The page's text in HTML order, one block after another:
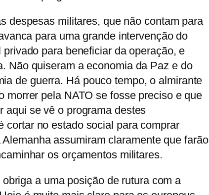
despesas militares, que não contam para
para uma grande intervenção do
para beneficiar da operação, e
Não quiseram a economia da Paz e do
de guerra. Há pouco tempo, o almirante
morrer pela NATO se fosse preciso e que
aqui se vê o programa destes
cortar no estado social para comprar
assumiram claramente que farão
os orçamentos militares.
a uma posição de rutura com a